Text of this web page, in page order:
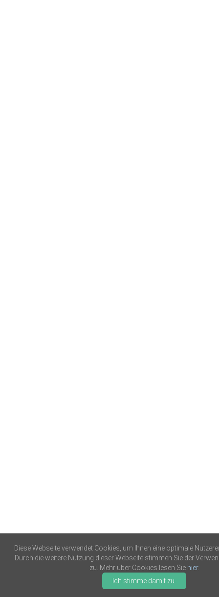
Diese Webseite verwendet Cookies, um Ihnen eine optimale
Durch die weitere Nutzung dieser Webseite stimmen Sie der
zu. Mehr über Cookies lesen Sie hier.
Ich stimme damit zu.